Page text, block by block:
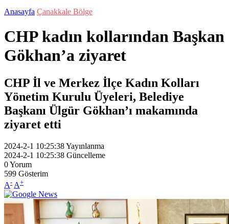
Anasayfa Çanakkale Bölge
CHP kadın kollarından Başkan
Gökhan’a ziyaret
CHP İl ve Merkez İlçe Kadın Kolları
Yönetim Kurulu Üyeleri, Belediye
Başkanı Ülgür Gökhan’ı makamında
ziyaret etti
2024-2-1 10:25:38Yayınlanma
2024-2-1 10:25:38 Güncelleme
0Yorum
599 Gösterim
A- A+